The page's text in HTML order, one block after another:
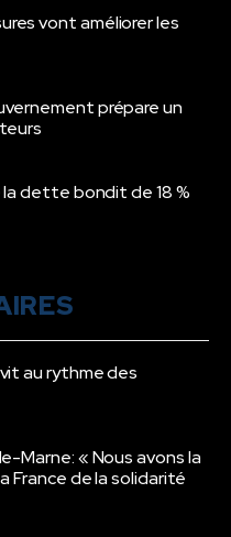
vont améliorer les
prépare un
la dette bondit de 18 %
au rythme des
Marne: « Nous avons la
France de la solidarité